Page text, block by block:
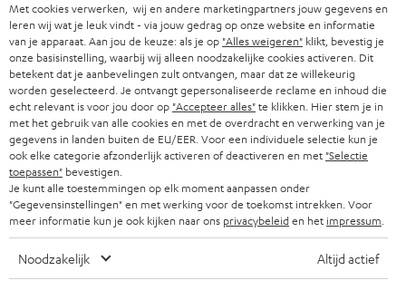
b
r
i
e
f
BLUETOOTH
KOPTELEFOONS
BLUETOOTH KOPTELEFOONS
COMPLETE SETS
SPEAKERS
ULTIMA
IN-EAR
B2B
PARTNERPROGRAMMA
BLOG
NEWSLETTER
STORES
TEUFEL VOORDELEN
ZWITSERLAND
NEDERLAND
BELGIË
FRANKRIJK
POLEN
Met cookies verwerken, wij en andere marketingpartners jouw gegevens en
leren wij wat je leuk vindt - via jouw gedrag op onze website en informatie
van je apparaat. Aan jou de keuze: als je op "Alles weigeren" klikt, bevestig je
onze basisinstelling, waarbij wij alleen noodzakelijke cookies activeren. Dit
betekent dat je aanbevelingen zult ontvangen, maar dat ze willekeurig
worden geselecteerd. Je ontvangt gepersonaliseerde reclame en inhoud die
echt relevant is voor jou door op "Accepteer alles"te klikken. Hier stem je in
met het gebruik van alle cookies en met de overdracht en verwerking van je
gegevens in landen buiten de EU/EER. Voor een individuele selectie kun je
ook elke categorie afzonderlijk activeren of deactiveren en met "Selectie
toepassen" bevestigen.
Je kunt alle toestemmingen op elk moment aanpassen onder
"Gegevensinstellingen" en met werking voor de toekomst intrekken. Voor
meer informatie kun je ook kijken naar ons privacybeleiden het impressum
Noodzakelijk Altijd actief